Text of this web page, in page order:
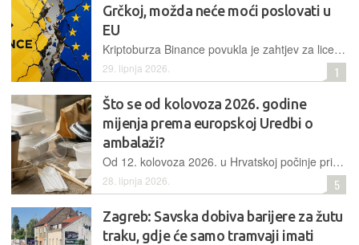
Grčkoj, možda neće moći poslovati u
EU
Kriptoburza Binance povukla je zahtjev za licencu zbog izostanka formalne odluke regulatora, no tvrtka potvrđuje da imovina korisnika ostaje sigurna te nastavlja proces usklađivanja s MiCA okvirom
29. lipnja 2026. 1
Što se od kolovoza 2026. godine
mijenja prema europskoj Uredbi o
ambalaži?
Od 12. kolovoza 2026. u Hrvatskoj počinje primjena većine odredbi nove europske Uredbe o ambalaži i ambalažnom otpadu (PPWR). Iako se često govori o zabrani jednokratne ambalaže, riječ je prije svega o novim pravilima kojima se želi smanjiti količina otpada i potaknuti održivija rješenja
28. lipnja 2026. 5
Zagreb: Savska dobiva barijere za žutu
traku, gdje će samo tramvaji imati